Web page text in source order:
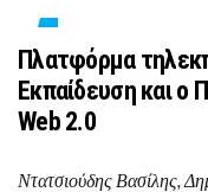
Πλατφόρμα
Εκπαίδευση και ο
Web 2.0
Ντατσιούδης Βασίλης,